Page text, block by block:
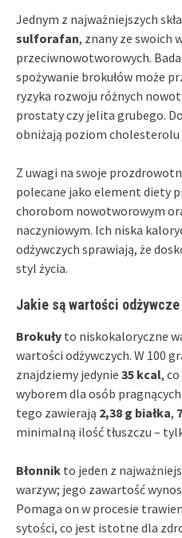
Jednym z najważniejszych
sulforafan, znany ze swoich
przeciwnowotworowych.
spożywanie brokułów może
ryzyka rozwoju różnych
prostaty czy jelita grubego.
obniżają poziom cholesterolu
Z uwagi na swoje
polecane jako element diety
chorobom nowotworowym
naczyniowym. Ich niska
odżywczych sprawiają, że
styl życia.
Jakie są wartości odżywcze
Brokuły to niskokaloryczne
wartości odżywczych. W 100
znajdziemy jedynie 35 kcal,
wyborem dla osób
tego zawierają 2,38 g białka,
minimalną ilość tłuszczu –
Błonnik to jeden z
warzyw; jego zawartość
Pomaga on w procesie
sytości, co jest istotne dla